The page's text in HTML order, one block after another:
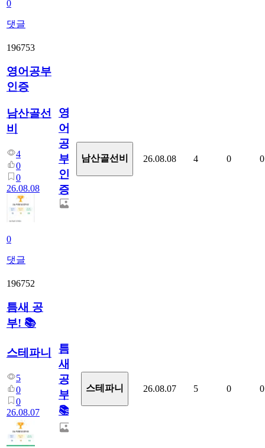
0
댓글
196753
영어공부
인증
남산골선
비
4
0
0
26.08.08
0
댓글
영
어
공
부
인
증
남산골선비 26.08.08 4 0 0
196752
틈새 공
부! 📚
스테파니
5
0
0
26.08.07
틈
새
공
부!
📚
스테파니 26.08.07 5 0 0